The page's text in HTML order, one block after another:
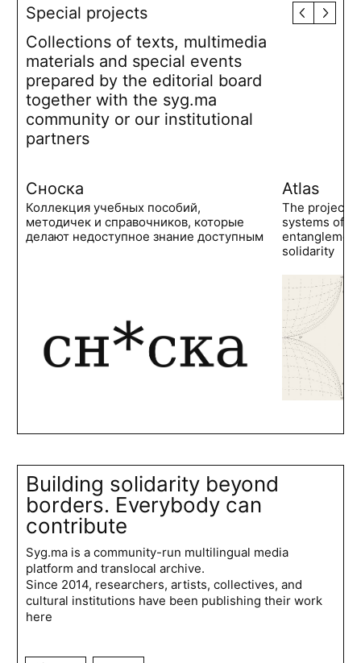
Special projects
Collections of texts, multimedia
materials and special events
prepared by the editorial board
together with the syg.ma
community or our institutional
partners
Сноска
Коллекция учебных пособий,
методичек и справочников, которые
делают недоступное знание доступным
Atlas
The project
systems of
solidarity
Building solidarity beyond
borders. Everybody can
contribute
Syg.ma is a community-run multilingual media
platform and translocal archive.
Since 2014, researchers, artists, collectives, and
cultural institutions have been publishing their work
here